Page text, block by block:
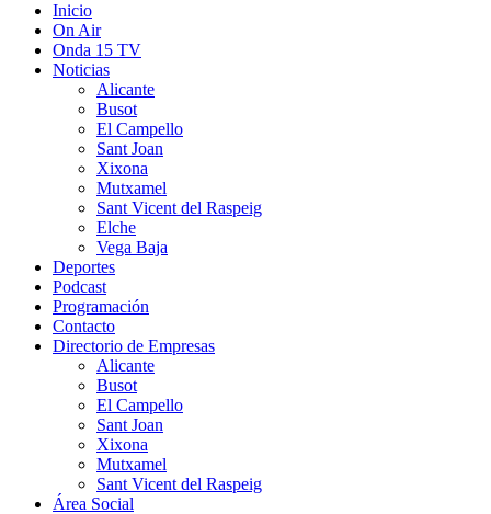
Inicio
On Air
Onda 15 TV
Noticias
Alicante
Busot
El Campello
Sant Joan
Xixona
Mutxamel
Sant Vicent del Raspeig
Elche
Vega Baja
Deportes
Podcast
Programación
Contacto
Directorio de Empresas
Alicante
Busot
El Campello
Sant Joan
Xixona
Mutxamel
Sant Vicent del Raspeig
Área Social